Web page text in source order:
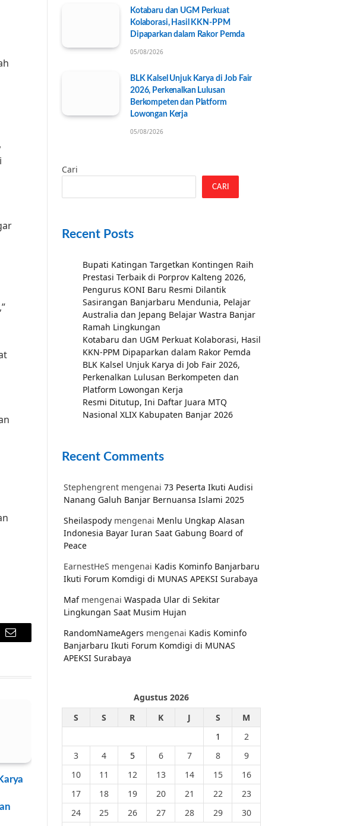
Email
Kotabaru dan UGM Perkuat
Kolaborasi, Hasil KKN-PPM
Dipaparkan dalam Rakor Pemda
05/08/2026
BLK Kalsel Unjuk Karya di Job Fair
2026, Perkenalkan Lulusan
Berkompeten dan Platform
Lowongan Kerja
05/08/2026
Cari
CARI
Recent Posts
Bupati Katingan Targetkan Kontingen Raih
Prestasi Terbaik di Porprov Kalteng 2026,
Pengurus KONI Baru Resmi Dilantik
Sasirangan Banjarbaru Mendunia, Pelajar
Australia dan Jepang Belajar Wastra Banjar
Ramah Lingkungan
Kotabaru dan UGM Perkuat Kolaborasi, Hasil
KKN-PPM Dipaparkan dalam Rakor Pemda
BLK Kalsel Unjuk Karya di Job Fair 2026,
Perkenalkan Lulusan Berkompeten dan
Platform Lowongan Kerja
Resmi Ditutup, Ini Daftar Juara MTQ
Nasional XLIX Kabupaten Banjar 2026
Recent Comments
Stephengrent mengenai 73 Peserta Ikuti Audisi
Nanang Galuh Banjar Bernuansa Islami 2025
Sheilaspody mengenai Menlu Ungkap Alasan
Indonesia Bayar Iuran Saat Gabung Board of
Peace
EarnestHeS mengenai Kadis Kominfo Banjarbaru
Ikuti Forum Komdigi di MUNAS APEKSI Surabaya
Mafmengenai Waspada Ular di Sekitar
Lingkungan Saat Musim Hujan
RandomNameAgers mengenai Kadis Kominfo
Banjarbaru Ikuti Forum Komdigi di MUNAS
APEKSI Surabaya
Agustus 2026
S
S R K J S
M
1
2
3
4 5 6 7 8
9
10
11 12 13 14 15
16
17
18 19 20 21 22
23
24
25 26 27 28 29 30